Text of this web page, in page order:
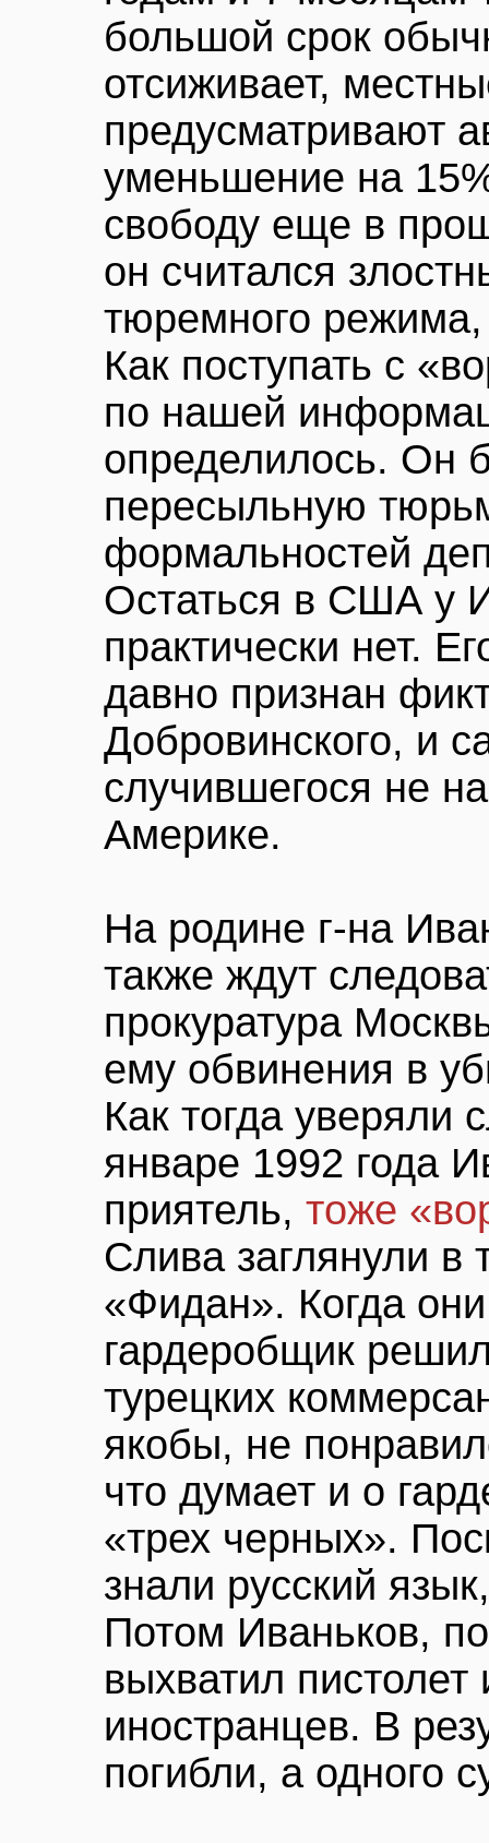
большой срок
отсиживает,
предусматривают
уменьшение на
свободу еще в
он считался
тюремного
Как поступать с
по нашей
определилось. Он
пересыльную
формальностей
Остаться в США у
практически нет.
давно признан
Добровинского, и
случившегося не
Америке.
На родине г-на
также ждут
прокуратура
ему обвинения в
Как тогда уверяли
январе 1992 года
приятель, тоже
Слива заглянули в
«Фидан». Когда
гардеробщик
турецких
якобы, не
что думает и о
«трех черных».
знали русский
Потом Иваньков,
выхватил пистолет
иностранцев. В
погибли, а одного